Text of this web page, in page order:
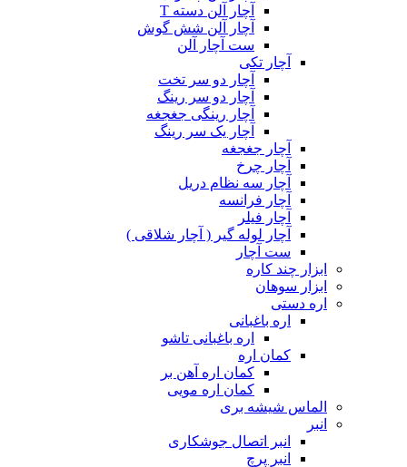
آچار آلن دسته T
آچار آلن شش گوش
ست آچار آلن
آچار تکی
آچار دو سر تخت
آچار دو سر رینگ
آچار رینگی جغجغه
آچار یک سر رینگ
آچار جغجغه
آچار چرخ
آچار سه نظام دریل
آچار فرانسه
آچار فیلر
آچار لوله گیر ( آچار شلاقی )
ست آچار
ابزار چند کاره
ابزار سوهان
اره دستی
اره باغبانی
اره باغبانی تاشو
کمان اره
کمان اره آهن بر
کمان اره مویی
الماس شیشه بری
انبر
انبر اتصال جوشکاری
انبر پرچ